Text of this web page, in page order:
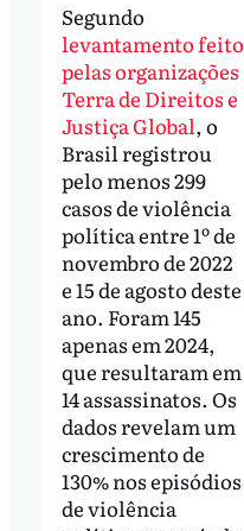
Segundo
levantamento feito
pelas organizações
Terra de Direitos e
Justiça Global, o
Brasil registrou
pelo menos 299
casos de violência
política entre 1º de
novembro de 2022
e 15 de agosto deste
ano. Foram 145
apenas em 2024,
que resultaram em
14 assassinatos. Os
dados revelam um
crescimento de
130% nos episódios
de violência